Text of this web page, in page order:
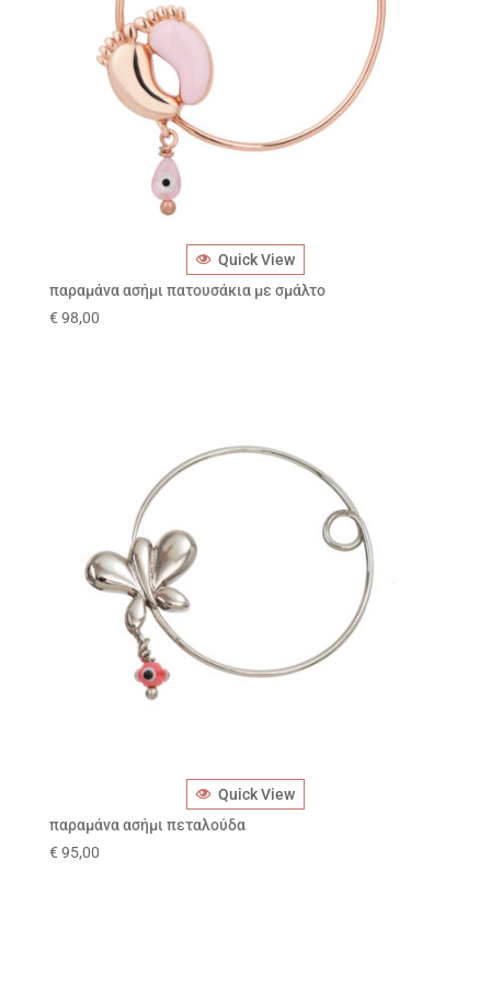
Quick View
παραμάνα ασήμι πατουσάκια με σμάλτο
€ 98,00
Quick View
παραμάνα ασήμι πεταλούδα
€ 95,00